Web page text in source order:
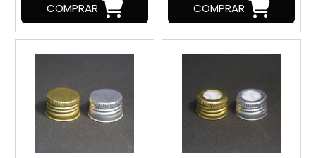
COMPRAR COMPRAR